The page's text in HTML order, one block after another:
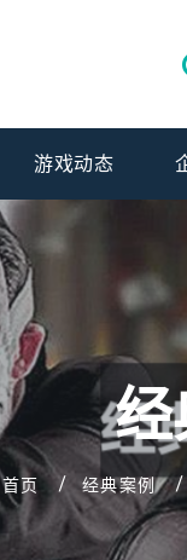
游戏动态
经
首页 经典案例